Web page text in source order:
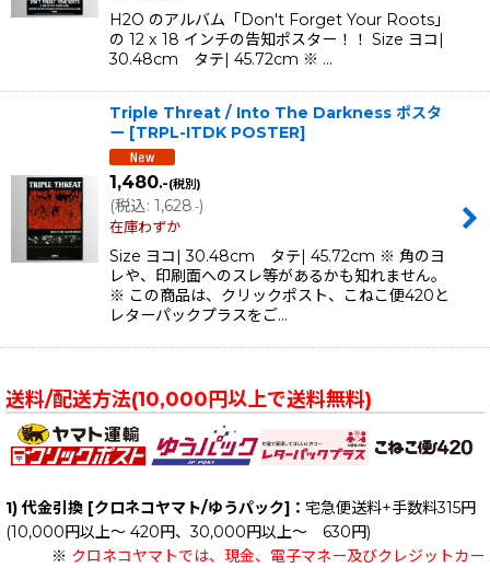
H2O のアルバム「Don't Forget Your Roots」
の 12 x 18 インチの告知ポスター！！ Size ヨコ|
30.48cm タテ| 45.72cm ※ …
Triple Threat / Into The Darkness ポスタ
ー [TRPL-ITDK POSTER]
1,480.-(税別)
(税込: 1,628.-)
在庫わずか
Size ヨコ| 30.48cm タテ| 45.72cm ※ 角のヨ
レや、印刷面へのスレ等があるかも知れません。
※ この商品は、クリックポスト、こねこ便420と
レターパックプラスをご…
送料/配送方法(10,000円以上で送料無料)
1) 代金引換 [クロネコヤマト/ゆうパック]： 宅急便送料+手数料315円
(10,000円以上～ 420円、30,000円以上～ 630円)
※ クロネコヤマトでは、現金、電子マネー及びクレジットカー